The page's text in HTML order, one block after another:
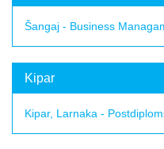
Šangaj - Business
Kipar
Kipar, Larnaka -